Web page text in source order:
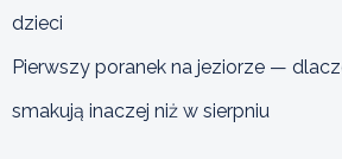
dzieci
Pierwszy poranek na jeziorze —
smakują inaczej niż w sierpniu